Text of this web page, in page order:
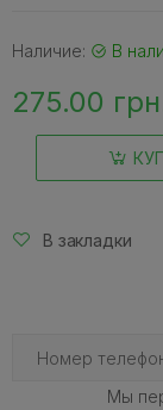
Наличие: В
275.00
В закладки
Мы